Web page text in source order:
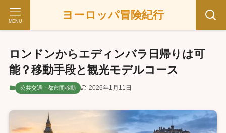
ヨーロッパ冒険紀行
MENU
ロンドンからエディンバラ日帰りは可
能？移動手段と観光モデルコース
公共交通・都市間移動 2026年1月11日